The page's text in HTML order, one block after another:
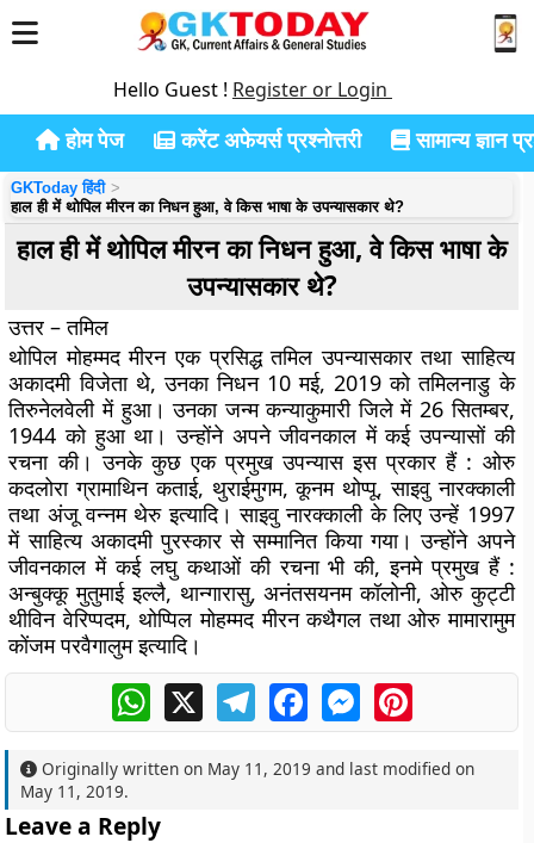
Hello Guest ! Register or Login
होम पेज करेंट अफेयर्स प्रश्नोत्तरी सामान्य ज्ञान
GKToday हिंदी
हाल ही में थोपिल मीरन का निधन हुआ, वे किस भाषा के उपन्यासकार थे?
हाल ही में थोपिल मीरन का निधन हुआ, वे किस भाषा के
उपन्यासकार थे?
उत्तर – तमिल
थोपिल मोहम्मद मीरन एक प्रसिद्ध तमिल उपन्यासकार तथा साहित्य
अकादमी विजेता थे, उनका निधन 10 मई, 2019 को तमिलनाडु के
तिरुनेलवेली में हुआ। उनका जन्म कन्याकुमारी जिले में 26 सितम्बर,
1944 को हुआ था। उन्होंने अपने जीवनकाल में कई उपन्यासों की
रचना की। उनके कुछ एक प्रमुख उपन्यास इस प्रकार हैं : ओरु
कदलोरा ग्रामाथिन कताई, थुराईमुगम, कूनम थोप्पू, साइवु नारक्काली
तथा अंजू वन्नम थेरु इत्यादि। साइवु नारक्काली के लिए उन्हें 1997
में साहित्य अकादमी पुरस्कार से सम्मानित किया गया। उन्होंने अपने
जीवनकाल में कई लघु कथाओं की रचना भी की, इनमे प्रमुख हैं :
अन्बुक्कू मुतुमाई इल्लै, थान्गारासु, अनंतसयनम कॉलोनी, ओरु कुट्टी
थीविन वेरिप्पदम, थोप्पिल मोहम्मद मीरन कथैगल तथा ओरु मामारामुम
कोंजम परवैगालुम इत्यादि।
WhatsApp
X TelegramFacebookMessengerPinterest
Originally written on May 11, 2019 and last modified on
May 11, 2019.
Leave a Reply